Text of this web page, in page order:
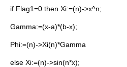
if Flag1=0 then Xi:=(n)->x^n;
Gamma:=(x-a)*(b-x);
Phi:=(n)->Xi(n)*Gamma
else Xi:=(n)->sin(n*x);